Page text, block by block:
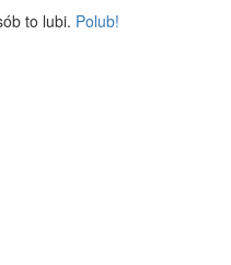
to lubi. Polub!